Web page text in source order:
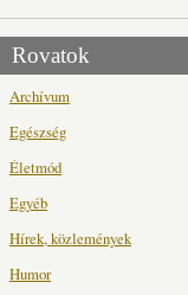
Rovatok
Archívum
Egészség
Életmód
Egyéb
Hírek, közlemények
Humor